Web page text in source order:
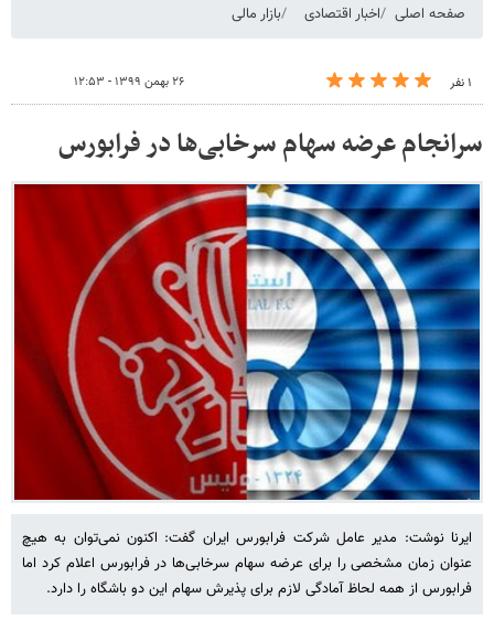
صفحه اصلی اخبار اقتصادی بازار مالی
۱ نفر ۲۶ بهمن ۱۳۹۹ - ۱۲:۵۳
سرانجام عرضه سهام سرخابی‌ها در فرابورس
ایرنا نوشت: مدیر عامل شرکت فرابورس ایران گفت: اکنون نمی‌توان به هیچ
عنوان زمان مشخصی را برای عرضه سهام سرخابی‌ها در فرابورس اعلام کرد اما
فرابورس از همه لحاظ آمادگی لازم برای پذیرش سهام این دو باشگاه را دارد.